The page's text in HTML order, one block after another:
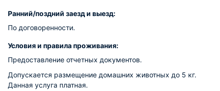
Ранний/поздний заезд и выезд:
По договоренности.
Условия и правила проживания:
Предоставление отчетных документов.
Допускается размещение домашних животных до 5 кг.
Данная услуга платная.